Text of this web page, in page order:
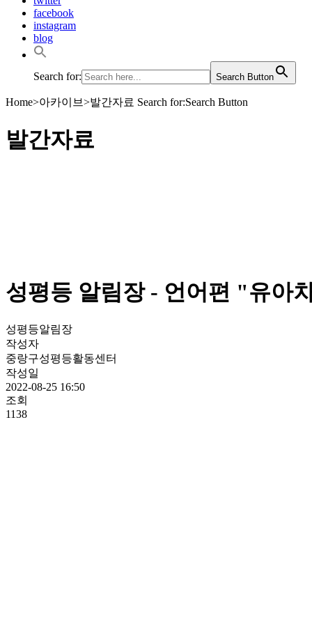
facebook
instagram
blog
Search for: Search Button
Home>아카이브>발간자료 Search for:Search Button
발간자료
성평등 알림장 - 언어편 "유아
성평등알림장
작성자
중랑구성평등활동센터
작성일
2022-08-25 16:50
조회
1138